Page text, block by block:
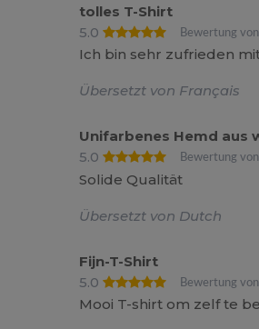
tolles T-Shirt
5.0
Bewertung
Ich bin sehr zufrieden
Übersetzt von Français
Unifarbenes Hemd aus
5.0
Bewertung von
Solide Qualität
Übersetzt von Dutch
Fijn-T-Shirt
5.0
Bewertung
Mooi T-shirt om zelf te